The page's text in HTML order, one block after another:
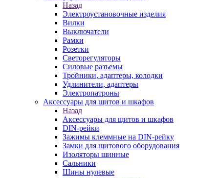
Назад
Электроустановочные изделия
Вилки
Выключатели
Рамки
Розетки
Светорегуляторы
Силовые разъемы
Тройники, адаптеры, колодки
Удлинители, адаптеры
Электропатроны
Аксессуары для щитов и шкафов
Назад
Аксессуары для щитов и шкафов
DIN-рейки
Зажимы клеммные на DIN-рейку
Замки для щитового оборудования
Изоляторы шинные
Сальники
Шины нулевые